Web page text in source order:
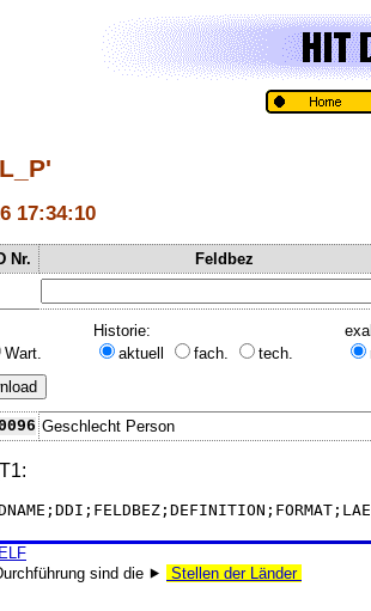
17:34:10
Nr. Feldbez
Wart.
Historie:
aktuell
fach. tech.
Geschlecht Person
:
sind die ⯈
Stellen der Länder